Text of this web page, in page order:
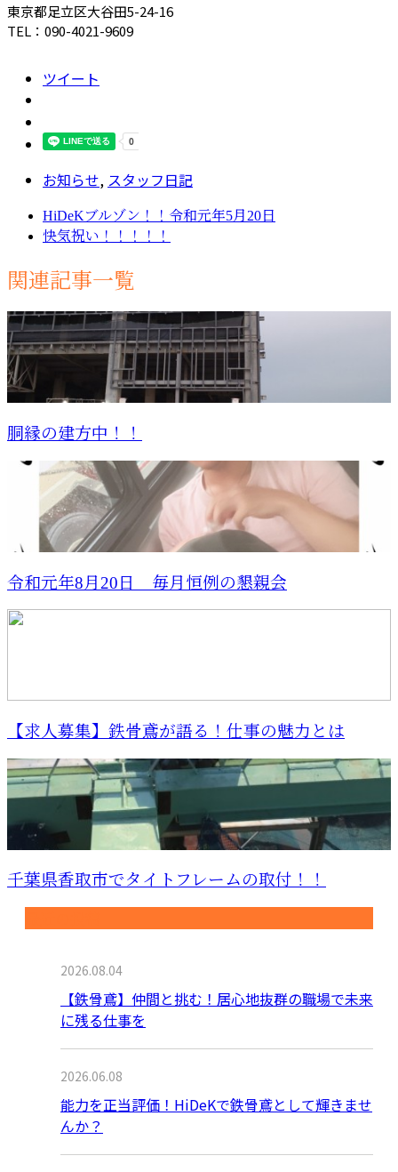
東京都足立区大谷田5-24-16
TEL：090-4021-9609
ツイート
お知らせ, スタッフ日記
HiDeKブルゾン！！令和元年5月20日
快気祝い！！！！！
関連記事一覧
胴縁の建方中！！
令和元年8月20日 毎月恒例の懇親会
【求人募集】鉄骨鳶が語る！仕事の魅力とは
千葉県香取市でタイトフレームの取付！！
2026.08.04
【鉄骨鳶】仲間と挑む！居心地抜群の職場で未来
に残る仕事を
2026.06.08
能力を正当評価！HiDeKで鉄骨鳶として輝きませ
んか？